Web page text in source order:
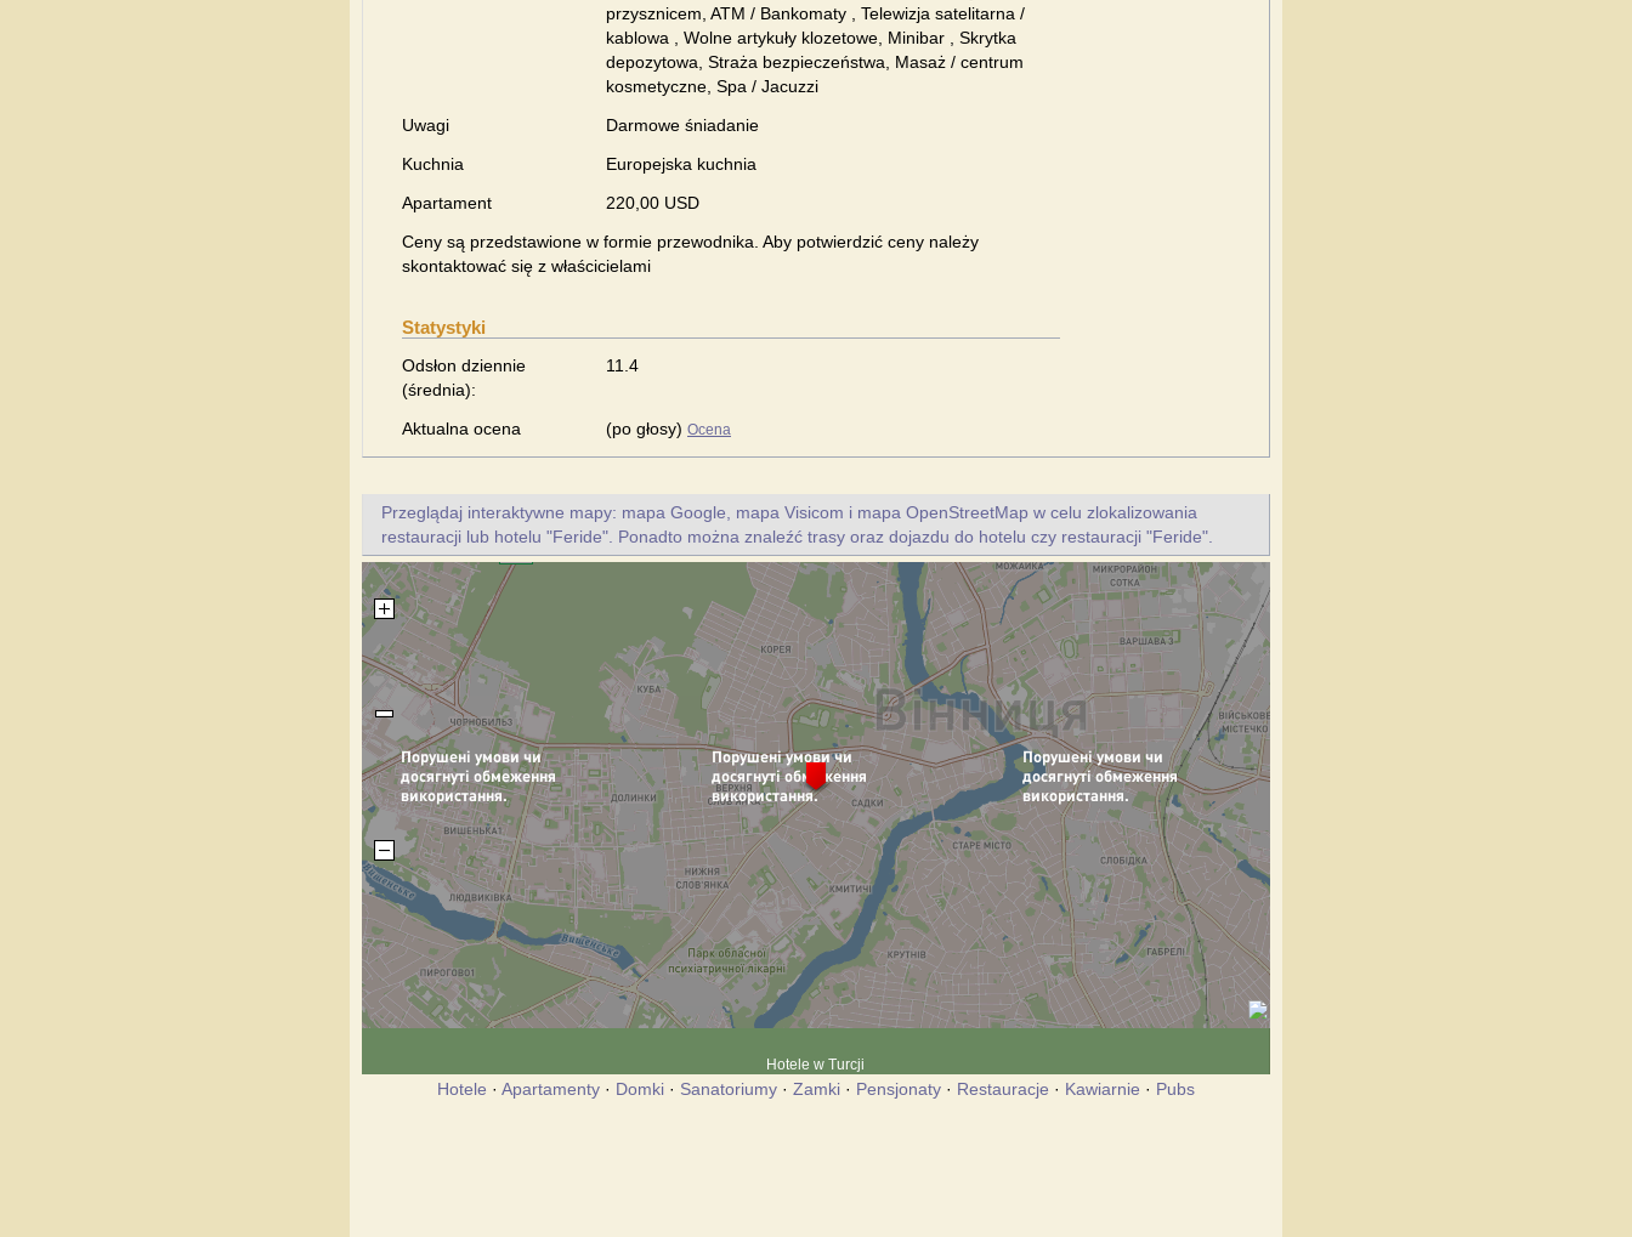
przysznicem, ATM / Bankomaty , Telewizja satelitarna /
kablowa , Wolne artykuły klozetowe, Minibar , Skrytka
depozytowa, Straża bezpieczeństwa, Masaż / centrum
kosmetyczne, Spa / Jacuzzi
Uwagi
Darmowe śniadanie
Kuchnia
Europejska kuchnia
Apartament
220,00 USD
Ceny są przedstawione w formie przewodnika. Aby potwierdzić ceny należy
skontaktować się z właścicielami
Statystyki
Odsłon dziennie
(średnia):
11.4
Aktualna ocena (po głosy) Ocena
Przeglądaj interaktywne mapy: mapa Google, mapa Visicom i mapa OpenStreetMap w celu zlokalizowania
restauracji lub hotelu "Feride". Ponadto można znaleźć trasy oraz dojazdu do hotelu czy restauracji "Feride".
Hotele w Turcji
Hotele · Apartamenty · Domki · Sanatoriumy · Zamki · Pensjonaty · Restauracje · Kawiarnie · Pubs